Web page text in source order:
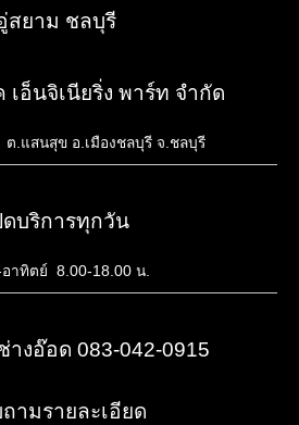
สยาม ชลบุรี
เอ็นจิเนียริ่ง พาร์ท จำกัด
.แสนสุข อ.เมืองชลบุรี จ.ชลบุรี
ดบริการทุกวัน
าทิตย์ 8.00-18.00 น.
างอ๊อด 083-042-0915
ามรายละเอียด